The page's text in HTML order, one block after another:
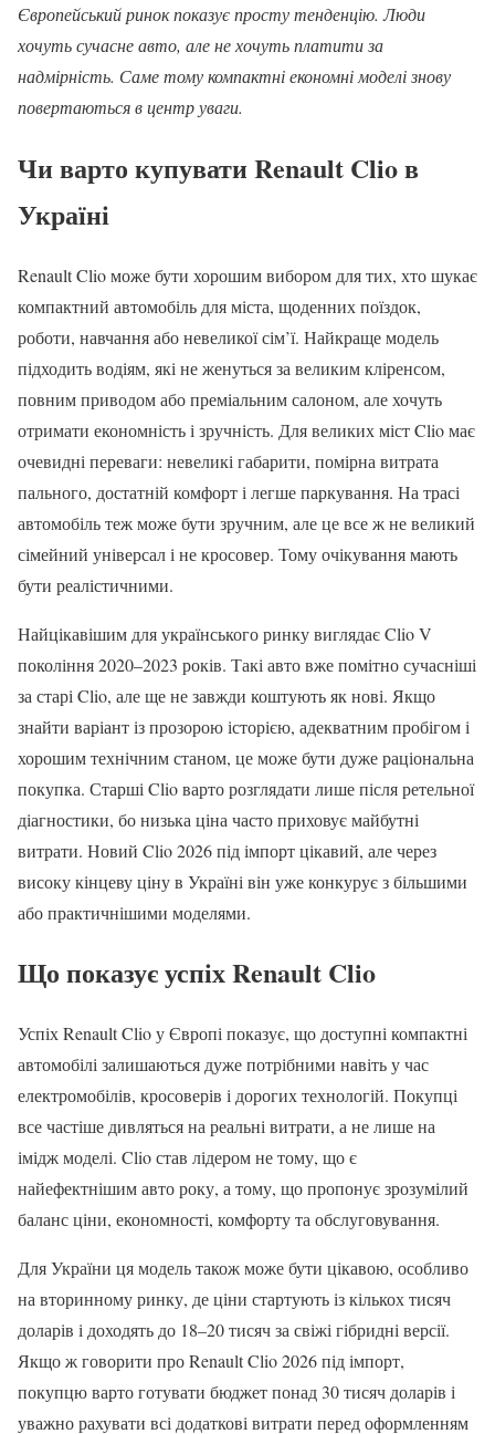
Європейський ринок показує просту тенденцію. Люди
хочуть сучасне авто, але не хочуть платити за
надмірність. Саме тому компактні економні моделі знову
повертаються в центр уваги.
Чи варто купувати Renault Clio в
Україні
Renault Clio може бути хорошим вибором для тих, хто шукає
компактний автомобіль для міста, щоденних поїздок,
роботи, навчання або невеликої сім’ї. Найкраще модель
підходить водіям, які не женуться за великим кліренсом,
повним приводом або преміальним салоном, але хочуть
отримати економність і зручність. Для великих міст Clio має
очевидні переваги: невеликі габарити, помірна витрата
пального, достатній комфорт і легше паркування. На трасі
автомобіль теж може бути зручним, але це все ж не великий
сімейний універсал і не кросовер. Тому очікування мають
бути реалістичними.
Найцікавішим для українського ринку виглядає Clio V
покоління 2020–2023 років. Такі авто вже помітно сучасніші
за старі Clio, але ще не завжди коштують як нові. Якщо
знайти варіант із прозорою історією, адекватним пробігом і
хорошим технічним станом, це може бути дуже раціональна
покупка. Старші Clio варто розглядати лише після ретельної
діагностики, бо низька ціна часто приховує майбутні
витрати. Новий Clio 2026 під імпорт цікавий, але через
високу кінцеву ціну в Україні він уже конкурує з більшими
або практичнішими моделями.
Що показує успіх Renault Clio
Успіх Renault Clio у Європі показує, що доступні компактні
автомобілі залишаються дуже потрібними навіть у час
електромобілів, кросоверів і дорогих технологій. Покупці
все частіше дивляться на реальні витрати, а не лише на
імідж моделі. Clio став лідером не тому, що є
найефектнішим авто року, а тому, що пропонує зрозумілий
баланс ціни, економності, комфорту та обслуговування.
Для України ця модель також може бути цікавою, особливо
на вторинному ринку, де ціни стартують із кількох тисяч
доларів і доходять до 18–20 тисяч за свіжі гібридні версії.
Якщо ж говорити про Renault Clio 2026 під імпорт,
покупцю варто готувати бюджет понад 30 тисяч доларів і
уважно рахувати всі додаткові витрати перед оформленням